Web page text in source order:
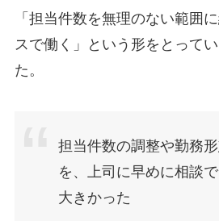
「担当件数を無理のない範囲
スで働く」という形をとって
た。
担当件数の調整や勤務
を、上司に早めに相談
大きかった